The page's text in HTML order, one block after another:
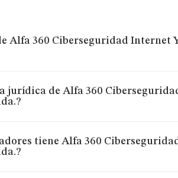
Alfa 360 Ciberseguridad Internet
jurídica de Alfa 360
tiene Alfa 360